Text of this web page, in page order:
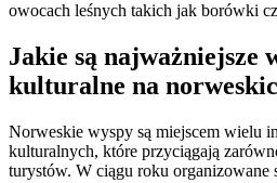
owocach leśnych takich jak borówki
Jakie są najważniejsze
kulturalne na
Norweskie wyspy są miejscem wielu
kulturalnych, które przyciągają
turystów. W ciągu roku organizowane